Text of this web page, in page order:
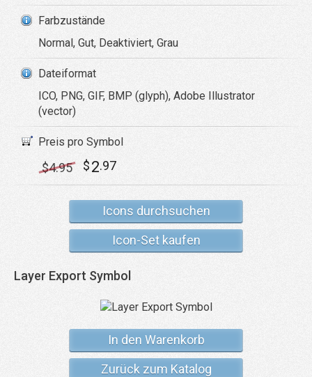
Farbzustände
Normal, Gut, Deaktiviert, Grau
Dateiformat
ICO, PNG, GIF, BMP (glyph), Adobe Illustrator
(vector)
Preis pro Symbol
$4.95 $2.97
Icons durchsuchen
Icon-Set kaufen
Layer Export Symbol
In den Warenkorb
Zurück zum Katalog